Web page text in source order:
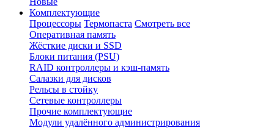
Комплектующие
Процессоры Термопаста Смотреть все
Оперативная память
Жёсткие диски и SSD
Блоки питания (PSU)
RAID контроллеры и кэш-память
Салазки для дисков
Рельсы в стойку
Сетевые контроллеры
Прочие комплектующие
Модули удалённого администрирования